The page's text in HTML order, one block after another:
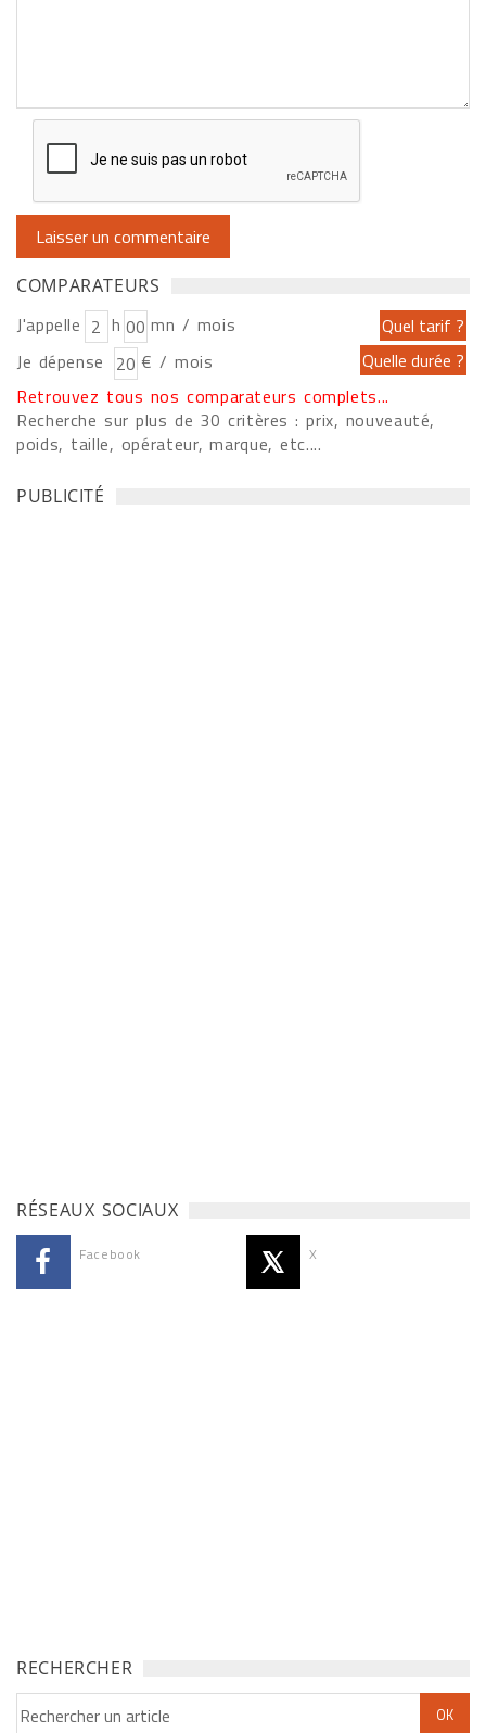
COMPARATEURS
J'appelle h
mn / mois
Je dépense
€ / mois
Retrouvez tous nos comparateurs complets...
Recherche sur plus de 30 critères : prix, nouveauté,
poids, taille, opérateur, marque, etc....
PUBLICITÉ
RÉSEAUX SOCIAUX
Facebook X
RECHERCHER